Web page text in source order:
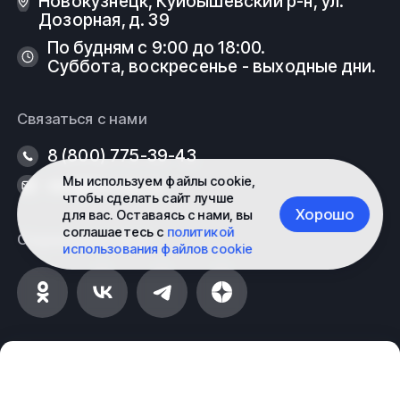
Мы используем файлы cookie,
чтобы сделать сайт лучше
для вас. Оставаясь с нами, вы
соглашаетесь с политикой
использования файлов cookie
Хорошо
Дозорная, д. 39
По будням с 9:00 до 18:00.
Суббота, воскресенье - выходные дни.
Связаться с нами
8 (800) 775-39-43
nkz@fe-rus.ru
Социальные сети